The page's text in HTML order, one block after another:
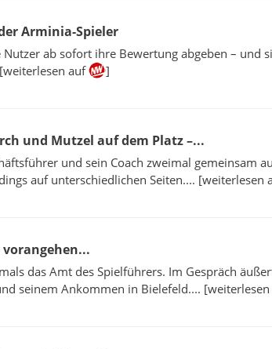
Arminia-Spieler
ab sofort ihre Bewertung abgeben – und
auf
]
und Mutzel auf dem Platz –...
und sein Coach zweimal gemeinsam
auf unterschiedlichen Seiten.... [weiterlesen
das Amt des Spielführers. Im Gespräch
seinem Ankommen in Bielefeld....